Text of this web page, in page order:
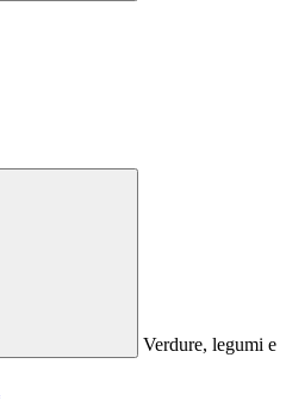
Verdure, legumi e